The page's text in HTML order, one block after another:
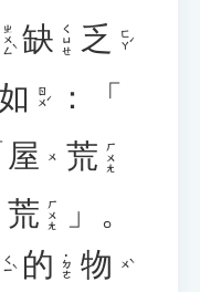
ㄓㄨㄥˋ 缺 ㄑㄩㄝ 乏 ㄈㄚˊ
ㄖㄨˊ
：「
屋 ㄨ 荒 ㄏㄨㄤ
荒 ㄏㄨㄤ
」。
ㄑㄧˋ 的 ˙ㄉㄜ 物 ㄨˋ